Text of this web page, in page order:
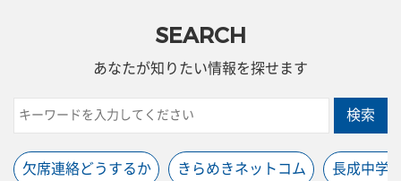
SEARCH
あなたが知りたい情報を探せます
検索
欠席連絡どうするか きらめきネットコム 長成中学